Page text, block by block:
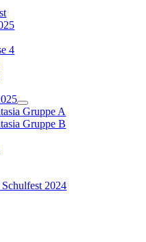
4
Gruppe A
Gruppe B
2024